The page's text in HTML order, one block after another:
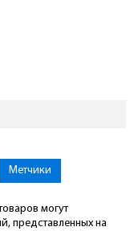
Метчики
могут
представленных на